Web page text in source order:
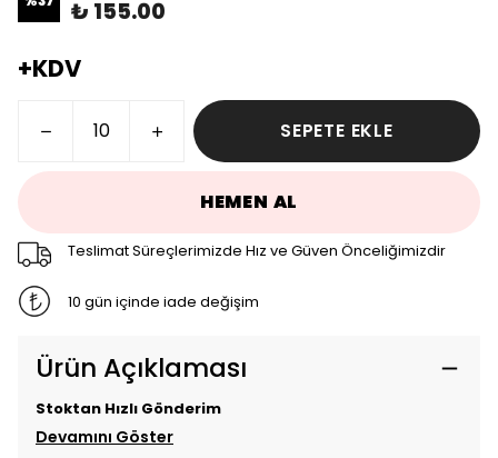
₺ 155.00
+KDV
SEPETE EKLE
HEMEN AL
Teslimat Süreçlerimizde Hız ve Güven Önceliğimizdir
10 gün içinde iade değişim
Ürün Açıklaması
Stoktan Hızlı Gönderim
Devamını Göster